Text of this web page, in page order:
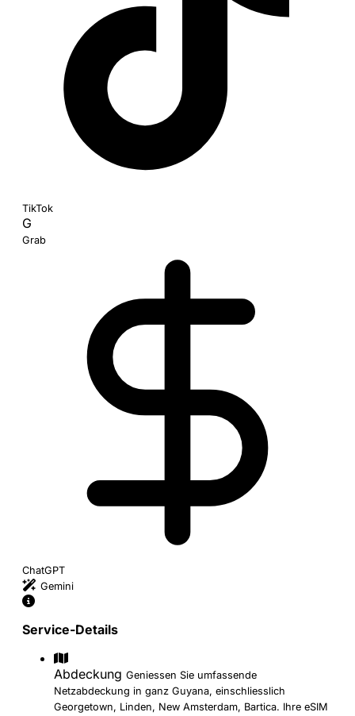
TikTok
G
Grab
ChatGPT
Gemini
Service-Details
Abdeckung Geniessen Sie umfassende
Netzabdeckung in ganz Guyana, einschliesslich
Georgetown, Linden, New Amsterdam, Bartica. Ihre eSIM